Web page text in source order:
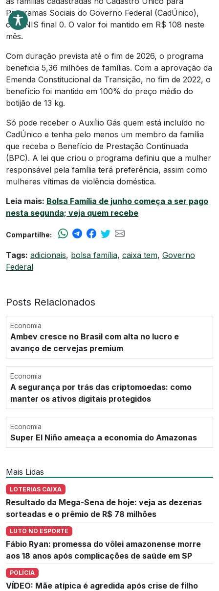
Programas Sociais do Governo Federal (CadÚnico),
com NIS final 0. O valor foi mantido em R$ 108 neste
mês.
Com duração prevista até o fim de 2026, o programa
beneficia 5,36 milhões de famílias. Com a aprovação da
Emenda Constitucional da Transição, no fim de 2022, o
benefício foi mantido em 100% do preço médio do
botijão de 13 kg.
Só pode receber o Auxílio Gás quem está incluído no
CadÚnico e tenha pelo menos um membro da família
que receba o Benefício de Prestação Continuada
(BPC). A lei que criou o programa definiu que a mulher
responsável pela família terá preferência, assim como
mulheres vítimas de violência doméstica.
Leia mais: Bolsa Família de junho começa a ser pago
nesta segunda; veja quem recebe
Compartilhe:
Tags: adicionais, bolsa família, caixa tem, Governo
Federal
Posts Relacionados
Economia
Ambev cresce no Brasil com alta no lucro e
avanço de cervejas premium
Economia
A segurança por trás das criptomoedas: como
manter os ativos digitais protegidos
Economia
Super El Niño ameaça a economia do Amazonas
Mais Lidas
LOTERIAS CAIXA
Resultado da Mega-Sena de hoje: veja as dezenas
sorteadas e o prêmio de R$ 78 milhões
LUTO NO ESPORTE
Fábio Ryan: promessa do vôlei amazonense morre
aos 18 anos após complicações de saúde em SP
POLÍCIA
VÍDEO: Mãe atípica é agredida após crise de filho